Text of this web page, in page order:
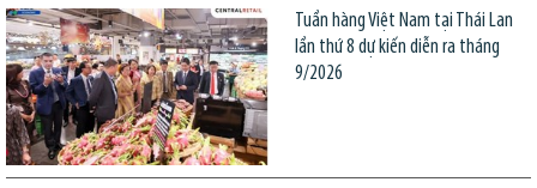
Tuần hàng Việt Nam tại Thái Lan
lần thứ 8 dự kiến diễn ra tháng
9/2026